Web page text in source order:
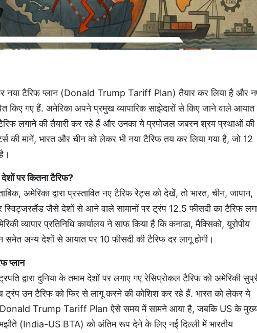
नया टैरिफ प्लान (Donald Trump Tariff Plan) तैयार कर लिया है और
किए गए हैं. अमेरिका अपने प्रमुख व्यापारिक साझेदारों से किए जाने वाले आयात
लगाने की तैयारी कर रहे हैं और उनका ये प्रपोजल जबरन श्रम प्रथाओं की
की मानें, भारत और चीन को लेकर भी नया टैरिफ तय कर लिया गया है, जो 12
पर कितना टैरिफ?
अमेरिका द्वारा प्रस्तावित नए टैरिफ रेट्स को देखें, तो भारत, चीन, जापान,
स्विट्जरलैंड जैसे देशों से आने वाले सामानों पर ट्रंप 12.5 फीसदी का टैरिफ
व्यापार प्रतिनिधि कार्यालय ने साफ किया है कि कनाडा, मैक्सिको, यूरोपीय
समेत अन्य देशों से आयात पर 10 फीसदी की टैरिफ दर लागू होगी।
प्लान
द्वारा दुनिया के तमाम देशों पर लगाए गए रेसिप्रोकल टैरिफ को अमेरिकी
ट्रंप उन टैरिफ को फिर से लागू करने की कोशिश कर रहे हैं. भारत को लेकर ये
Donald Trump Tariff Plan ऐसे समय में सामने आया है, जबकि US के
समझौते (India-US BTA) को अंतिम रूप देने के लिए नई दिल्ली में भारतीय